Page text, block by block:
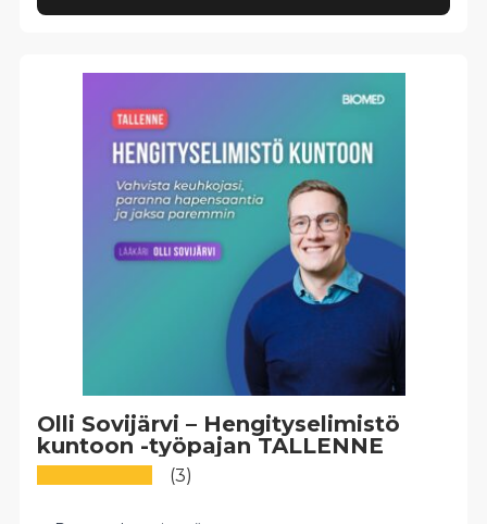
Olli Sovijärvi – Hengityselimistö
kuntoon -työpajan TALLENNE
(3)